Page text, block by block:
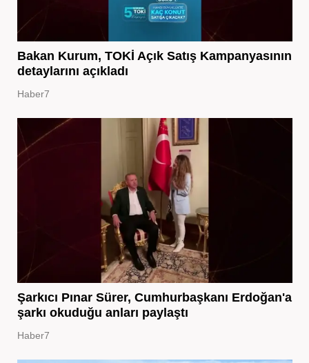
Bakan Kurum, TOKİ Açık Satış Kampanyasının
detaylarını açıkladı
Haber7
Şarkıcı Pınar Sürer, Cumhurbaşkanı Erdoğan'a
şarkı okuduğu anları paylaştı
Haber7